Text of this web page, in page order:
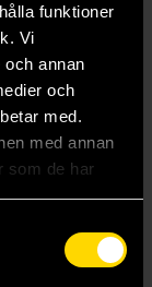
funktioner
Vi
annan
och
med.
med annan
som de har